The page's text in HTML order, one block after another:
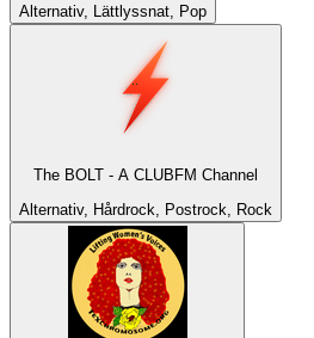
Alternativ, Lättlyssnat, Pop
The BOLT - A CLUBFM Channel
Alternativ, Hårdrock, Postrock, Rock